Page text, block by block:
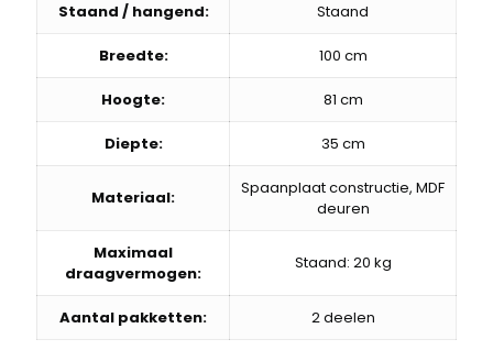
Staand / hangend: Staand
Breedte: 100 cm
Hoogte: 81 cm
Diepte: 35 cm
Materiaal:
Spaanplaat constructie, MDF
deuren
Maximaal
draagvermogen:
Staand: 20 kg
Aantal pakketten: 2 deelen